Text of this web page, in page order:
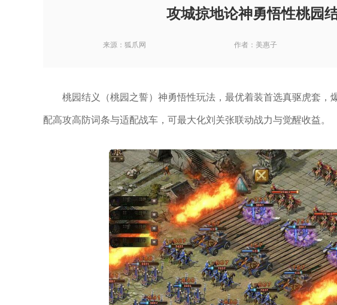
攻城掠地论神勇悟性桃园
来源： 狐爪网 作者： 美惠子
桃园结义（桃园之誓）神勇悟性玩法，最优着装首选真驱虎套
配高攻高防词条与适配战车，可最大化刘关张联动战力与觉醒收益。